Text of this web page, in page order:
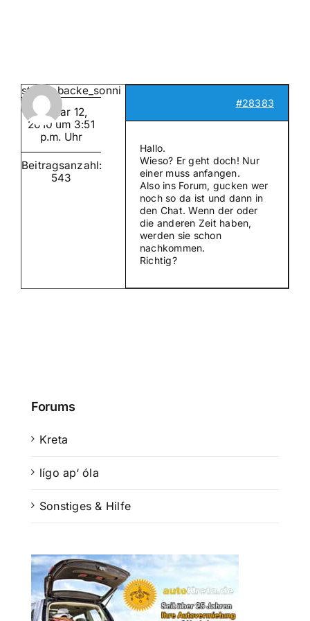
Mein
strahlebacke_sonni
Januar 12,
2010 um 3:51
p.m. Uhr
Beitragsanzahl:
543
#28383
Hallo.
Wieso? Er geht doch! Nur
einer muss anfangen.
Also ins Forum, gucken wer
noch so da ist und dann in
den Chat. Wenn der oder
die anderen Zeit haben,
werden sie schon
nachkommen.
Richtig?
Forums
Kreta
lígo ap‘ óla
Sonstiges & Hilfe